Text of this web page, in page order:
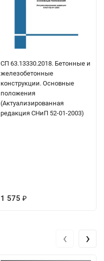
СП 63.13330.2018. Бетонные и
железобетонные
конструкции. Основные
положения
(Актуализированная
редакция СНиП 52-01-2003)
1 575 ₽
‹ ›